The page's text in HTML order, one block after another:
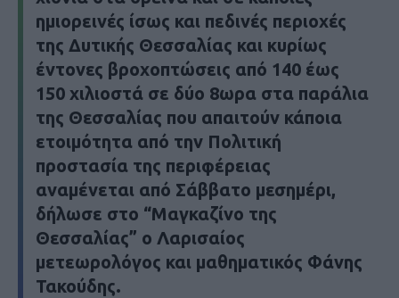
ημιορεινές ίσως και πεδινές περιοχές
της Δυτικής Θεσσαλίας και κυρίως
έντονες βροχοπτώσεις από 140 έως
150 χιλιοστά σε δύο 8ωρα στα παράλια
της Θεσσαλίας που απαιτούν κάποια
ετοιμότητα από την Πολιτική
προστασία της περιφέρειας
αναμένεται από Σάββατο μεσημέρι,
δήλωσε στο “Μαγκαζίνο της
Θεσσαλίας” ο Λαρισαίος
μετεωρολόγος και μαθηματικός Φάνης
Τακούδης.